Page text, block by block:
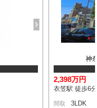
神
2,398万円
衣笠駅 徒歩6分
間取 3LDK